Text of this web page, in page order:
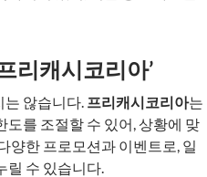
리캐시코리아’
는 않습니다. 프리캐시코리아는
를 조절할 수 있어, 상황에 맞
양한 프로모션과 이벤트로, 일
릴 수 있습니다.